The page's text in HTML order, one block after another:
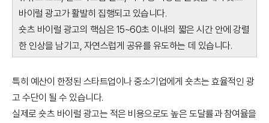
바이럴 광고가 활발히 집행되고 있습니다.
숏츠 바이럴 광고의 핵심은 15~60초 이내의 짧은 시간 안에 강렬
한 인상을 남기고, 자연스럽게 공유를 유도하는 데 있습니다.
특히 예산이 한정된 스타트업이나 중소기업에게 숏츠는 효율적인 광
고 수단이 될 수 있습니다.
실제로 숏츠 바이럴 광고는 적은 비용으로도 높은 도달률과 참여율을